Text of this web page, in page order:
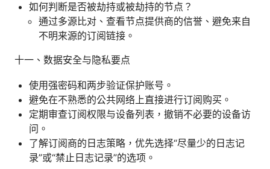
如何判断是否被劫持或被劫持的节点？
通过多源比对、查看节点提供商的信誉、避免来自
不明来源的订阅链接。
十一、数据安全与隐私要点
使用强密码和两步验证保护账号。
避免在不熟悉的公共网络上直接进行订阅购买。
定期审查订阅权限与设备列表，撤销不必要的设备访
问。
了解订阅商的日志策略，优先选择“尽量少的日志记
录”或“禁止日志记录”的选项。